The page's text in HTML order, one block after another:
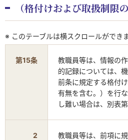
（格付けおよび取扱制限
※ このテーブルは横スクロールができ
第15条
教職員等は、情報の
的記録については、
前条に規定する格付
有無を含む。）を行
し難い場合は、別表
2
教職員等は、前項に